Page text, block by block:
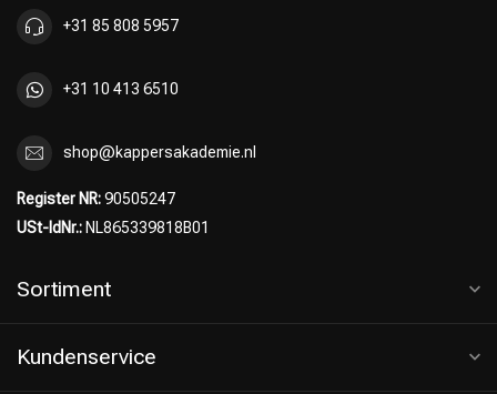
+31 85 808 5957
+31 10 413 6510
shop@kappersakademie.nl
Register NR:90505247
USt-IdNr.: NL865339818B01
Sortiment
Kundenservice